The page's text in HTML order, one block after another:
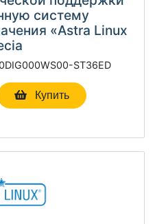
систему
«Astra Linux
ST36ED
Купить